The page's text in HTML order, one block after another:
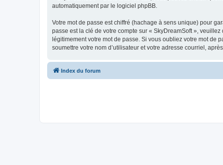
automatiquement par le logiciel phpBB.
Votre mot de passe est chiffré (hachage à sens unique) pour
passe est la clé de votre compte sur « SkyDreamSoft »,
légitimement votre mot de passe. Si vous oubliez votre mot de
soumettre votre nom d’utilisateur et votre adresse courriel,
Index du forum